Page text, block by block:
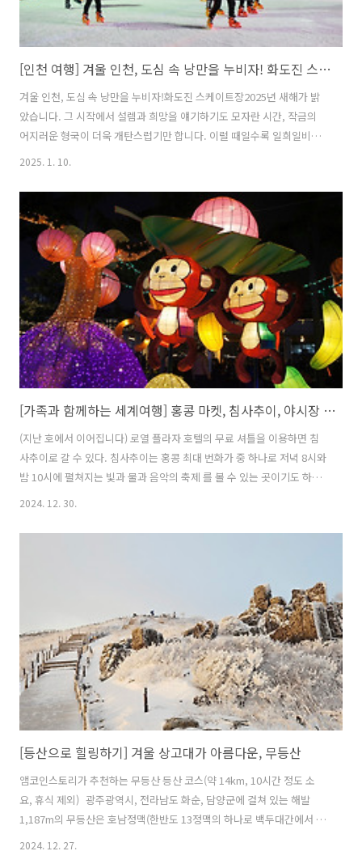
[인천 여행] 겨울 인천, 도심 속 낭만을 누비자! 화도진 스케이트장
겨울 인천, 도심 속 낭만을 누비자!화도진 스케이트장2025년 새해가 밝
았습니다. 그 시작에서 설렘과 희망을 얘기하기도 모자란 시간, 작금의
어지러운 형국이 더욱 개탄스럽기만 합니다. 이럴 때일수록 일희일비하
지 않는 뚝심으로 일상을 이어 나가야 할 때 아닐까요? 안녕하세요, 앰코
이트장을 방문해 봤어요. 함께 떠나볼까요?도심 속에서 즐기는 윈터 액
티비티 도심 속 낭만을 누비기 위해 동인천역 북광장에 마련된 화도진 스
케이트장을 찾습니다. 이미 알만한 사람은 다 아는 겨울철 인천 명소, 화
도진 스케이트장은 지난해 6년 만에 재개장하였어요. 올해도 어김없이
12월 13일 화려한 개장을 알려왔는데요, 오는 2025년 2월 8일까지 58일
간 운..
2025. 1. 10.
[가족과 함께하는 세계여행] 홍콩 마켓, 침사추이, 야시장 여행, 2편
(지난 호에서 이어집니다) 로열 플라자 호텔의 무료 셔틀을 이용하면 침
사추이로 갈 수 있다. 침사추이는 홍콩 최대 번화가 중 하나로 저녁 8시와
밤 10시에 펼쳐지는 빛과 물과 음악의 축제 를 볼 수 있는 곳이기도 하다.
참고로, 점심 때 마카오에서 배로 도착했던 구룡터미널과 크리스털 제이
준 정류장에서 사람들이 몰려 가는 곳으로 무작정 따라 간다. 우와! 사진
경이 멋지다. 쇼가 끝나 홍콩의 밤바다를 뒤로 하고 근처를 돌아본다. 홍
콩 여행에서 빼놓을 수 없는 포토존과 시계탑이 보인다. 1970년대까지..
2024. 12. 30.
[등산으로 힐링하기] 겨울 상고대가 아름다운, 무등산
앰코인스토리가 추천하는 무등산 등산 코스(약 14km, 10시간 정도 소
요, 휴식 제외) 광주광역시, 전라남도 화순, 담양군에 걸쳐 있는 해발
1,187m의 무등산은 호남정맥(한반도 13정맥의 하나로 백두대간에서 갈
라져온 호남 지역을 지나는 398.8km 산 줄기의 옛 이름) 10~11구간으
2024. 12. 27.